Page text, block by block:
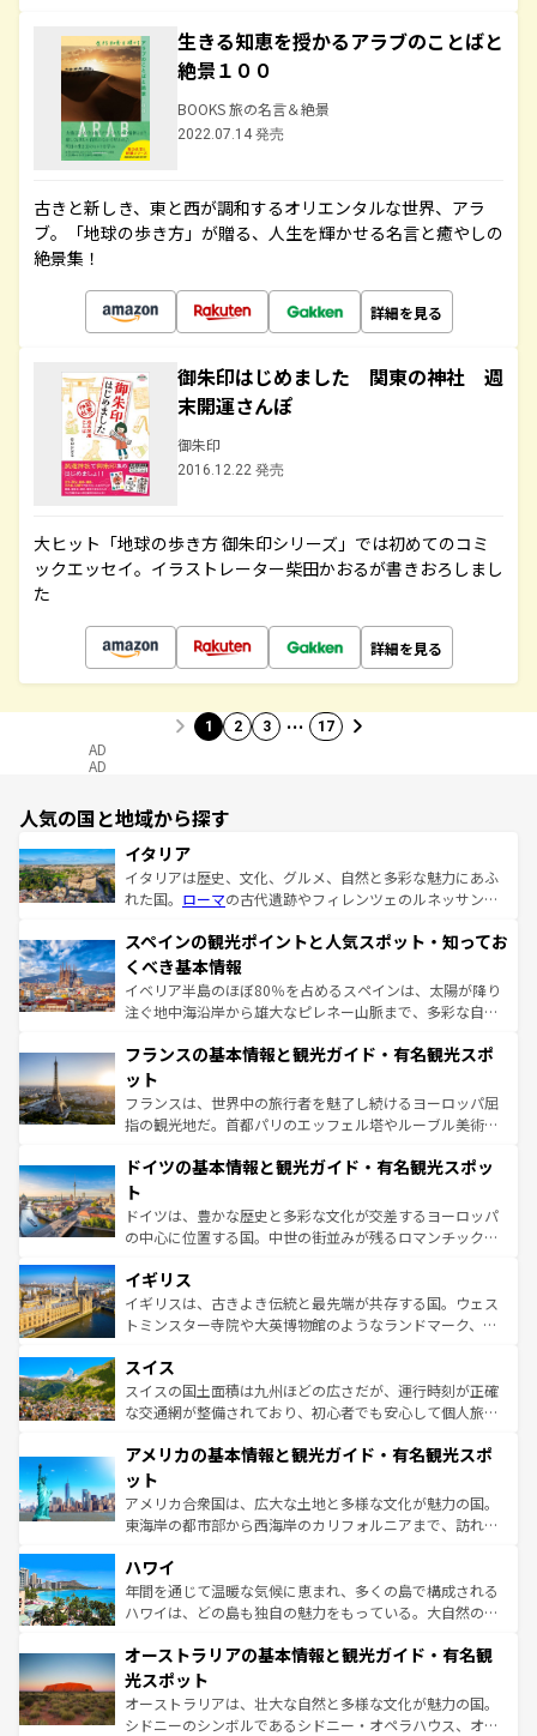
生きる知恵を授かるアラブのことばと
絶景１００
BOOKS 旅の名言＆絶景
2022.07.14 発売
古きと新しき、東と西が調和するオリエンタルな世界、アラ
ブ。「地球の歩き方」が贈る、人生を輝かせる名言と癒やしの
絶景集！
詳細を見る
御朱印はじめました 関東の神社 週
末開運さんぽ
御朱印
2016.12.22 発売
大ヒット「地球の歩き方 御朱印シリーズ」では初めてのコミ
ックエッセイ。イラストレーター柴田かおるが書きおろしまし
た
詳細を見る
1 2 3 … 17
AD
AD
人気の国と地域から探す
イタリア
イタリアは歴史、文化、グルメ、自然と多彩な魅力にあふ
れた国。 ローマの古代遺跡やフィレンツェのルネッサンス
ろん、トスカーナの美しい田園風景やアマルフィ海岸の絶
景など、自然景観も見逃せない。観光の合間には、本場の
ピザやパスタなど、絶品のイタリア料理を堪能することも
できる。朝目覚めてから夜眠るまで、すべての瞬間を楽し
なお、新着のイタリア情報はコンテンツ一覧を参照してほ
しい。
スペインの観光ポイントと人気スポット・知ってお
くべき基本情報
イベリア半島のほぼ80％を占めるスペインは、太陽が降り
注ぐ地中海沿岸から雄大なピレネー山脈まで、多彩な自然
文化が根付くこの国では、情熱的なフラメンコ、熱気あふ
れる闘牛、そして美味しいタパスが生活の一部となってい
る。首都マドリードの洗練された雰囲気や、バルセロナの
アートに溢れた街角から、地方では古代ローマ遺跡や中世
せる。地方によって風土や気候が異なるスペインはその個
ンテンツ一覧 を参照してほしい。
フランスの基本情報と観光ガイド・有名観光スポ
ット
フランスは、世界中の旅行者を魅了し続けるヨーロッパ屈
指の観光地だ。首都パリのエッフェル塔やルーブル美術館
で、幅広い魅力が詰まっている。華麗な宮殿、歴史的な大
聖堂、美しいビーチ、そして豊かな自然が、訪れる者を心
から魅了する。また、フランスは美食の国としても知ら
れ、フランス料理はユネスコ無形文化遺産にも登録されて
香り高いラベンダー畑など、多彩な楽しみ方が可能だ。さ
らに、パリ以外の地域にも魅力が溢れており、どの街角に
も豊かな歴史と文化が息づいている。パリ以外の個性あふ
を参照してほしい。
ドイツの基本情報と観光ガイド・有名観光スポッ
ト
ドイツは、豊かな歴史と多彩な文化が交差するヨーロッパ
の中心に位置する国。中世の街並みが残るロマンチック街
顔を持つこの国は、どこを歩いても飽きることがない。ベ
ルリンの文化的活気、バイエルン州のアルプスの絶景、そ
してライン川沿いのワイン畑といった風景は必見。ビール
は、お酒好きな人にはぜひ体験してほしい。 なお、新着の
ドイツ情報はコンテンツ一覧を参照してほしい。
イギリス
イギリスは、古きよき伝統と最先端が共存する国。ウェス
トミンスター寺院や大英博物館のようなランドマーク、歴
リアごとに異なる魅力がある。また、優雅なアフタヌーン
ティー、ビール好きにはたまらない英国パブ、サッカー観
戦など、本場だからこそできる体験も豊富。イギリスを旅
ンツ一覧を参照してほしい。
スイス
スイスの国土面積は九州ほどの広さだが、運行時刻が正確
な交通網が整備されており、初心者でも安心して個人旅行
の建物がそのまま残る町や、スイスならではのユニークな
博物館もあり、アルプス観光だけでなく町歩きも満喫する
ことができる。国民の所得が高いため物価も高いが、旅行
者向けの交通パス提供のサービスもあり、うまく活用すれ
着のスイス情報は
アメリカの基本情報と観光ガイド・有名観光スポ
ット
アメリカ合衆国は、広大な土地と多様な文化が魅力の国。
東海岸の都市部から西海岸のカリフォルニアまで、訪れる
のような巨大都市は、観光、ショッピング、エンターテイ
ンメントが詰まった刺激的なスポットだ。一方、アメリカ
西部には大自然が広がり、グランドキャニオンやイエロー
部のニューオーリンズでは、音楽と美食が融合した独特の
文化が魅力。旅行者はアメリカの各地域で異なる魅力を楽
しみながら、その多様性と豊かな歴史を感じることができ
るだろう。車でのロードトリップや列車の旅も、アメリカ
ハワイ
年間を通じて温暖な気候に恵まれ、多くの島で構成される
ハワイは、どの島も独自の魅力をもっている。大自然の神
ワイ島は見逃せない。また、定番の観光地といえばオアフ
島だが、静かな自然を求めるならマウイ島やカウアイ島が
おすすめ。エメラルドグリーンに輝く海をはじめ、豊かな
文化や歴史が息づいている。「アロハスピリット」と呼ば
オーストラリアの基本情報と観光ガイド・有名観
光スポット
オーストラリアは、壮大な自然と多様な文化が魅力の国。
シドニーのシンボルであるシドニー・オペラハウス、オー